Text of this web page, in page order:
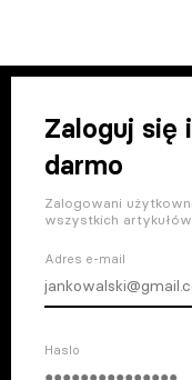
Zaloguj się
darmo
Zalogowani
wszystkich
Adres e-mail
Haslo